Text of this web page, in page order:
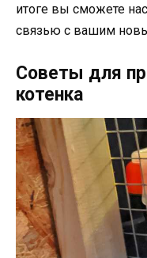
итоге вы сможете
связью с вашим
Советы для
котенка